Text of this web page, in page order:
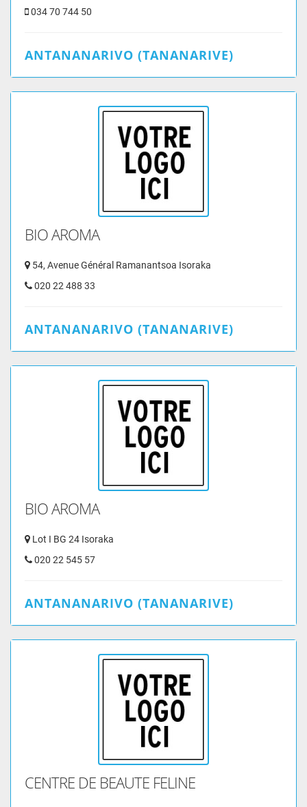
034 70 744 50
ANTANANARIVO (TANANARIVE)
BIO AROMA
54, Avenue Général Ramanantsoa Isoraka
020 22 488 33
ANTANANARIVO (TANANARIVE)
BIO AROMA
Lot I BG 24 Isoraka
020 22 545 57
ANTANANARIVO (TANANARIVE)
CENTRE DE BEAUTE FELINE